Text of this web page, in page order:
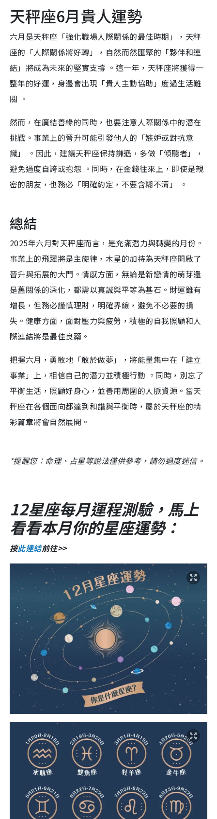
天秤座6月貴人運勢
六月是天秤座「強化職場人際關係的最佳時期」，天秤
座的「人際關係將好轉」，自然而然匯聚的「夥伴和連
結」將成為未來的堅實支撐 。這一年，天秤座將獲得一
整年的好運，身邊會出現「貴人主動協助」度過生活難
關 。
然而，在廣結善緣的同時，也要注意人際關係中的潛在
挑戰。事業上的晉升可能引發他人的「嫉妒或對抗意
識」 。因此，建議天秤座保持謙遜，多做「傾聽者」，
避免過度自誇或抱怨 。同時，在金錢往來上，即使是親
密的朋友，也務必「明確約定，不要含糊不清」 。
總結
2025年六月對天秤座而言，是充滿潛力與轉變的月份。
事業上的飛躍將是主旋律，木星的加持為天秤座開啟了
晉升與拓展的大門。情感方面，無論是新戀情的萌芽還
是舊關係的深化，都需以真誠與平等為基石。財運雖有
增長，但務必謹慎理財，明確界線，避免不必要的損
失。健康方面，面對壓力與疲勞，積極的自我照顧和人
際連結將是最佳良藥。
把握六月，勇敢地「敢於做夢」，將能量集中在「建立
事業」上，相信自己的潛力並積極行動 。同時，別忘了
平衡生活，照顧好身心，並善用周圍的人脈資源。當天
秤座在各個面向都達到和諧與平衡時，屬於天秤座的精
彩篇章將會自然展開。
*提醒您：命理、占星等說法僅供參考，請勿過度迷信。
12星座每月運程測驗，馬上
看看本月你的星座運勢：
按此連結前往>>